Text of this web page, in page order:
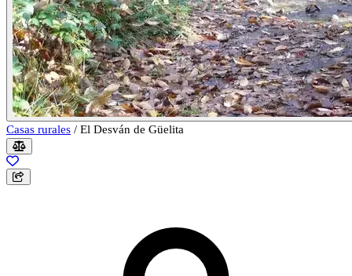
Casas rurales / El Desván de Güelita